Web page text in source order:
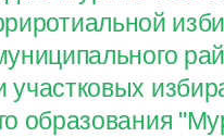
участковых
образования